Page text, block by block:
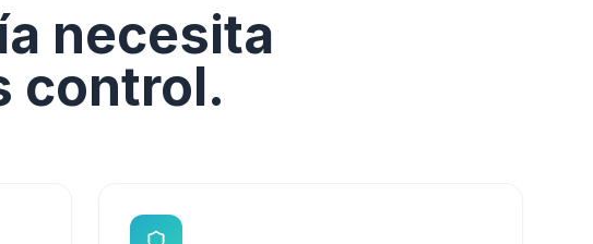
necesita
control.